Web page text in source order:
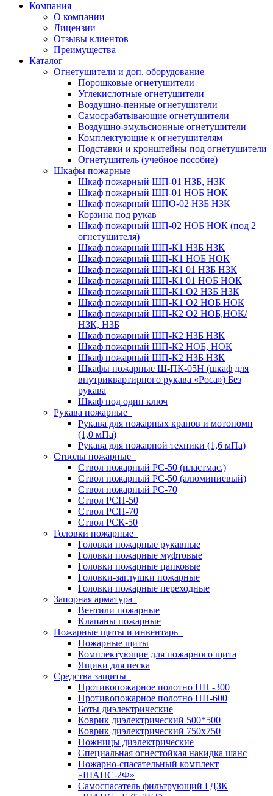
Компания
О компании
Лицензии
Отзывы клиентов
Преимущества
Каталог
Огнетушители и доп. оборудование
Порошковые огнетушители
Углекислотные огнетушители
Воздушно-пенные огнетушители
Самосрабатывающие огнетушители
Воздушно-эмульсионные огнетушители
Комплектующие к огнетушителям
Подставки и кронштейны под огнетушители
Огнетушитель (учебное пособие)
Шкафы пожарные
Шкаф пожарный ШП-01 НЗБ, НЗК
Шкаф пожарный ШП-01 НОБ НОК
Шкаф пожарный ШПО-02 НЗБ НЗК
Корзина под рукав
Шкаф пожарный ШП-02 НОБ НОК (под 2
огнетушителя)
Шкаф пожарный ШП-К1 НЗБ НЗК
Шкаф пожарный ШП-К1 НОБ НОК
Шкаф пожарный ШП-К1 01 НЗБ НЗК
Шкаф пожарный ШП-К1 01 НОБ НОК
Шкаф пожарный ШП-К1 О2 НЗБ НЗК
Шкаф пожарный ШП-К1 О2 НОБ НОК
Шкаф пожарный ШП-К2 О2 НОБ,НОК/
НЗК, НЗБ
Шкаф пожарный ШП-К2 НЗБ НЗК
Шкаф пожарный ШП-К2 НОБ, НОК
Шкаф пожарный ШП-К2 НЗБ НЗК
Шкафы пожарные Ш-ПК-05Н (шкаф для
внутриквартирного рукава «Роса») Без
рукава
Шкаф под один ключ
Рукава пожарные
Рукава для пожарных кранов и мотопомп
(1,0 мПа)
Рукава для пожарной техники (1,6 мПа)
Стволы пожарные
Ствол пожарный РС-50 (пластмас.)
Ствол пожарный РС-50 (алюминиевый)
Ствол пожарный РС-70
Ствол РСП-50
Ствол РСП-70
Ствол РСК-50
Головки пожарные
Головки пожарные рукавные
Головки пожарные муфтовые
Головки пожарные цапковые
Головки-заглушки пожарные
Головки пожарные переходные
Запорная арматура
Вентили пожарные
Клапаны пожарные
Пожарные щиты и инвентарь
Пожарные щиты
Комплектующие для пожарного щита
Ящики для песка
Средства защиты
Противопожарное полотно ПП -300
Противопожарное полотно ПП-600
Боты диэлектрические
Коврик диэлектрический 500*500
Коврик диэлектрический 750х750
Ножницы диэлектрические
Специальная огнестойкая накидка шанс
Пожарно-спасательный комплект
«ШАНС-2Ф»
Самоспасатель фильтрующий ГДЗК